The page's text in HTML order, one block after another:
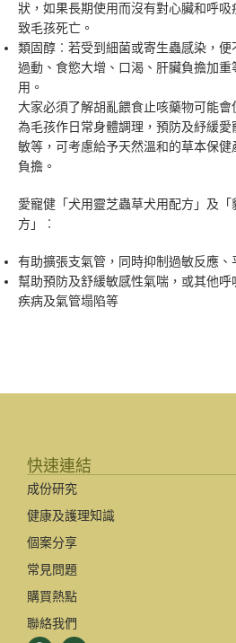
狀，如果長期使用而沒有對心臟和呼
致毛孩死亡。
類固醇︰若受到細菌或寄生蟲感染，便
過動、食慾大增、口渴、肝臟負擔加
用。
大家必須了解胡亂餵食止咳藥物可能
為毛孩作日常身體調理，預防及紓緩
敏等，可考慮給予天然溫和的草本保
負擔。
愛寵健「犬用靈芝蟲草犬用配方」及
方」︰
有助擴張支氣管，同時抑制過敏反應
幫助預防及舒緩敏感性氣喘，或其他
疾病及氣管塌陷等
快速連結
成份研究
健康及護理知識
個案分享
常見問題
購買熱點
聯絡我們